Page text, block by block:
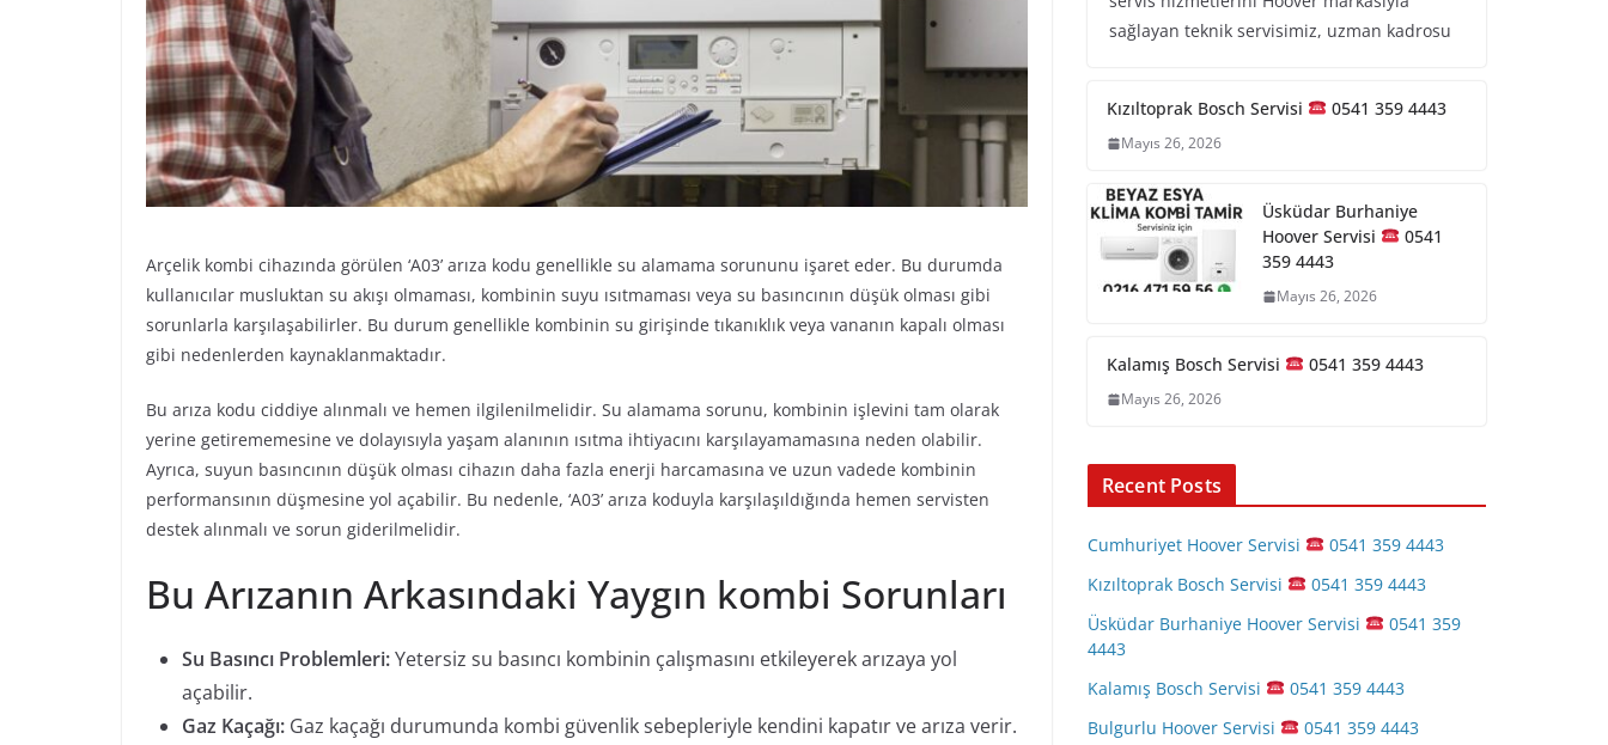
Arçelik kombi cihazında görülen ‘A03’ arıza kodu genellikle su alamama sorununu işaret eder. Bu durumda
kullanıcılar musluktan su akışı olmaması, kombinin suyu ısıtmaması veya su basıncının düşük olması gibi
sorunlarla karşılaşabilirler. Bu durum genellikle kombinin su girişinde tıkanıklık veya vananın kapalı olması
gibi nedenlerden kaynaklanmaktadır.
Bu arıza kodu ciddiye alınmalı ve hemen ilgilenilmelidir. Su alamama sorunu, kombinin işlevini tam olarak
yerine getirememesine ve dolayısıyla yaşam alanının ısıtma ihtiyacını karşılayamamasına neden olabilir.
Ayrıca, suyun basıncının düşük olması cihazın daha fazla enerji harcamasına ve uzun vadede kombinin
performansının düşmesine yol açabilir. Bu nedenle, ‘A03’ arıza koduyla karşılaşıldığında hemen servisten
destek alınmalı ve sorun giderilmelidir.
Bu Arızanın Arkasındaki Yaygın kombi Sorunları
Su Basıncı Problemleri:Yetersiz su basıncı kombinin çalışmasını etkileyerek arızaya yol
açabilir.
Gaz Kaçağı: Gaz kaçağı durumunda kombi güvenlik sebepleriyle kendini kapatır ve arıza verir.
sağlayan teknik servisimiz, uzman kadrosu
Kızıltoprak Bosch Servisi 0541 359 4443
Mayıs 26, 2026
Üsküdar Burhaniye
Hoover Servisi
0541
359 4443
Mayıs 26, 2026
Kalamış Bosch Servisi 0541 359 4443
Mayıs 26, 2026
Recent Posts
Cumhuriyet Hoover Servisi
0541 359 4443
Kızıltoprak Bosch Servisi
0541 359 4443
Üsküdar Burhaniye Hoover Servisi
0541 359
4443
Kalamış Bosch Servisi
0541 359 4443
Bulgurlu Hoover Servisi
0541 359 4443